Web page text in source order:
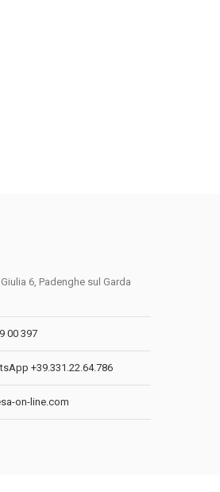
6, Padenghe sul Garda
00 397
+39.331.22.64.786
on-line.com